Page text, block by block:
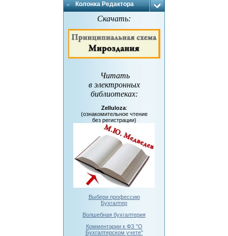
Колонка Редактора
Скачать:
Читать
в электронных
библиотеках:
Zelluloza:
(ознакомительное чтение
без регистрации)
Выбери профессию
Бухгалтер
Волшебная бухгалтерия
Комментарии к ФЗ "О
Бухгалтерском учете"